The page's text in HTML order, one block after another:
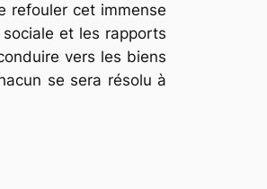
refouler cet immense
et les rapports
vers les biens
se sera résolu à